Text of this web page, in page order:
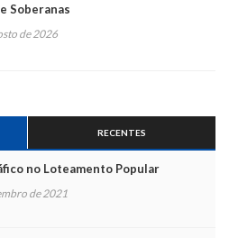
Soberanas
de 2026
RECENTES
no Loteamento Popular
de 2021